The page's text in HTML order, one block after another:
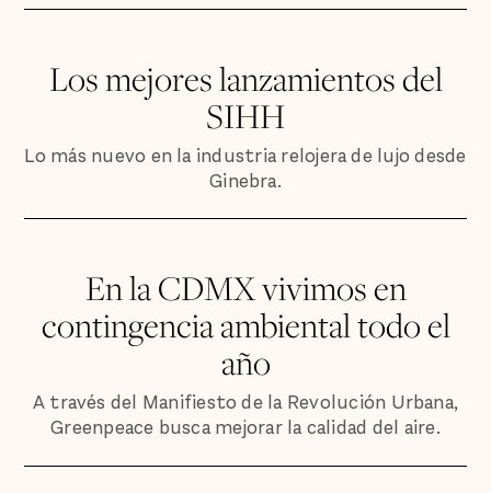
Los mejores lanzamientos del
SIHH
Lo más nuevo en la industria relojera de lujo desde
Ginebra.
En la CDMX vivimos en
contingencia ambiental todo el
año
A través del Manifiesto de la Revolución Urbana,
Greenpeace busca mejorar la calidad del aire.